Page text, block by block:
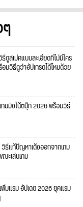
สเปคแบบละเอียดที่ไม่มีใคร
มวิธีดูว่าอัปเกรดได้ไหมด้วย
มมิ่งโน้ตบุ๊ก 2026 พร้อมวิธี
วิธีแก้ปัญหาเด้งออกจากเกม
ะเล่นเกม
มแรม อัปเดต 2026 ยุคแรม